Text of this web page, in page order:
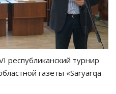
республиканский турнир
газеты «Saryarqa